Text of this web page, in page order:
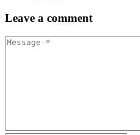
Leave a comment